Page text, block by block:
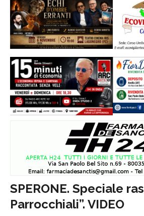
SPERONE. Speciale
Parrocchiali”. VIDEO